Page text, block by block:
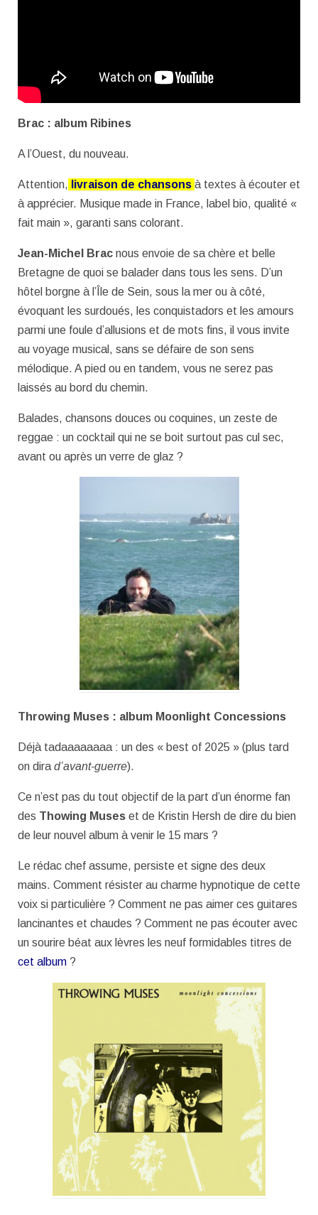
Brac : album Ribines
A l’Ouest, du nouveau.
Attention, livraison de chansons à textes à écouter et
à apprécier. Musique made in France, label bio, qualité «
fait main », garanti sans colorant.
Jean-Michel Brac nous envoie de sa chère et belle
Bretagne de quoi se balader dans tous les sens. D’un
hôtel borgne à l’Île de Sein, sous la mer ou à côté,
évoquant les surdoués, les conquistadors et les amours
parmi une foule d’allusions et de mots fins, il vous invite
au voyage musical, sans se défaire de son sens
mélodique. A pied ou en tandem, vous ne serez pas
laissés au bord du chemin.
Balades, chansons douces ou coquines, un zeste de
reggae : un cocktail qui ne se boit surtout pas cul sec,
avant ou après un verre de glaz ?
Throwing Muses : album Moonlight Concessions
Déjà tadaaaaaaaa : un des « best of 2025 » (plus tard
on dira d’avant-guerre).
Ce n’est pas du tout objectif de la part d’un énorme fan
des Thowing Muses et de Kristin Hersh de dire du bien
de leur nouvel album à venir le 15 mars ?
Le rédac chef assume, persiste et signe des deux
mains. Comment résister au charme hypnotique de cette
voix si particulière ? Comment ne pas aimer ces guitares
lancinantes et chaudes ? Comment ne pas écouter avec
un sourire béat aux lèvres les neuf formidables titres de
cet album ?